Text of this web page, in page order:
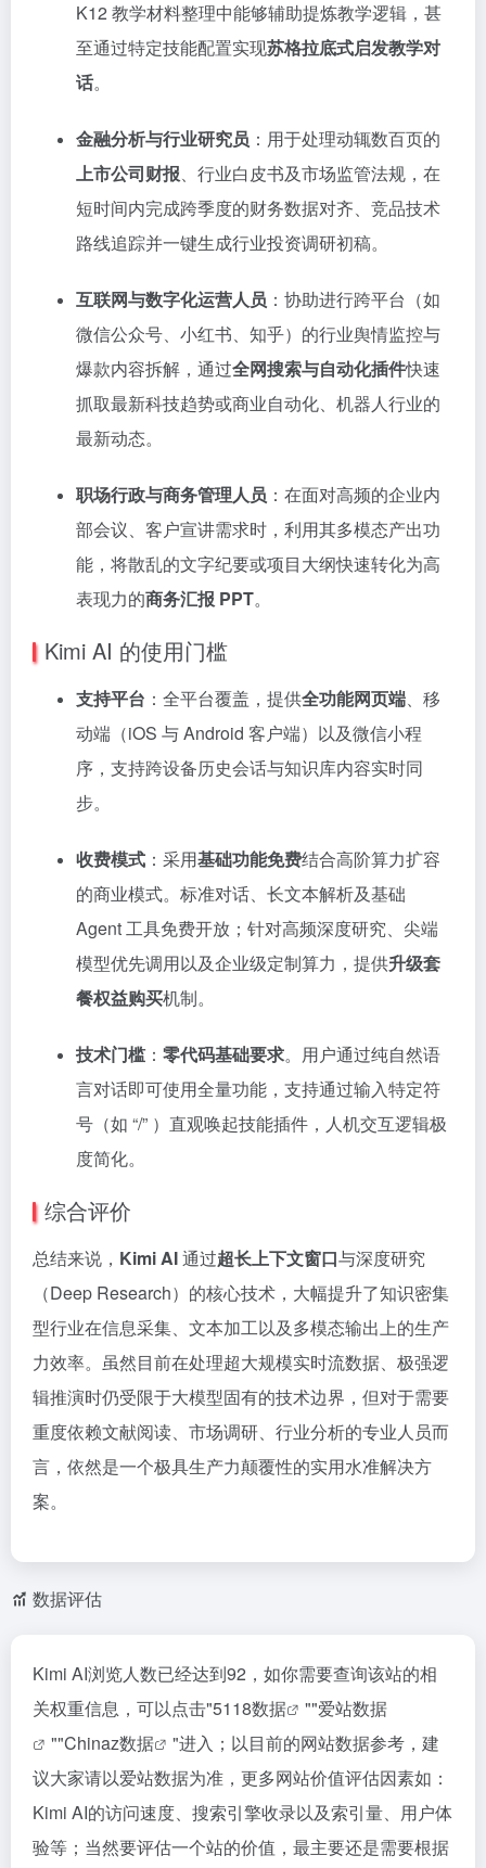
K12 教学材料整理中能够辅助提炼教学逻辑，甚
至通过特定技能配置实现苏格拉底式启发教学对
话。
金融分析与行业研究员 ：用于处理动辄数百页的
上市公司财报、行业白皮书及市场监管法规，在
短时间内完成跨季度的财务数据对齐、竞品技术
路线追踪并一键生成行业投资调研初稿。
互联网与数字化运营人员 ：协助进行跨平台（如
微信公众号、小红书、知乎）的行业舆情监控与
爆款内容拆解，通过全网搜索与自动化插件快速
抓取最新科技趋势或商业自动化、机器人行业的
最新动态。
职场行政与商务管理人员 ：在面对高频的企业内
部会议、客户宣讲需求时，利用其多模态产出功
能，将散乱的文字纪要或项目大纲快速转化为高
表现力的商务汇报 PPT。
Kimi AI 的使用门槛
支持平台 ：全平台覆盖，提供全功能网页端、移
动端（iOS 与 Android 客户端）以及微信小程
序，支持跨设备历史会话与知识库内容实时同
步。
收费模式 ：采用基础功能免费结合高阶算力扩容
的商业模式。标准对话、长文本解析及基础
Agent 工具免费开放；针对高频深度研究、尖端
模型优先调用以及企业级定制算力，提供升级套
餐权益购买机制。
技术门槛： 零代码基础要求。用户通过纯自然语
言对话即可使用全量功能，支持通过输入特定符
号（如 “/” ）直观唤起技能插件，人机交互逻辑极
度简化。
综合评价
总结来说， Kimi AI通过超长上下文窗口与深度研究
（Deep Research）的核心技术，大幅提升了知识密集
型行业在信息采集、文本加工以及多模态输出上的生产
力效率。虽然目前在处理超大规模实时流数据、极强逻
辑推演时仍受限于大模型固有的技术边界，但对于需要
重度依赖文献阅读、市场调研、行业分析的专业人员而
言，依然是一个极具生产力颠覆性的实用水准解决方
案。
数据评估
Kimi AI浏览人数已经达到92，如你需要查询该站的相
关权重信息，可以点击"5118数据 ""爱站数据
""Chinaz数据
"进入；以目前的网站数据参考，建
议大家请以爱站数据为准，更多网站价值评估因素如：
Kimi AI的访问速度、搜索引擎收录以及索引量、用户体
验等；当然要评估一个站的价值，最主要还是需要根据